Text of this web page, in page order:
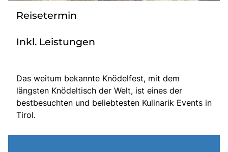
Heimatland ändern:
Reisetermin
Inkl. Leistungen
Das weitum bekannte Knödelfest, mit dem
längsten Knödeltisch der Welt, ist eines der
bestbesuchten und beliebtesten Kulinarik Events in
Tirol.